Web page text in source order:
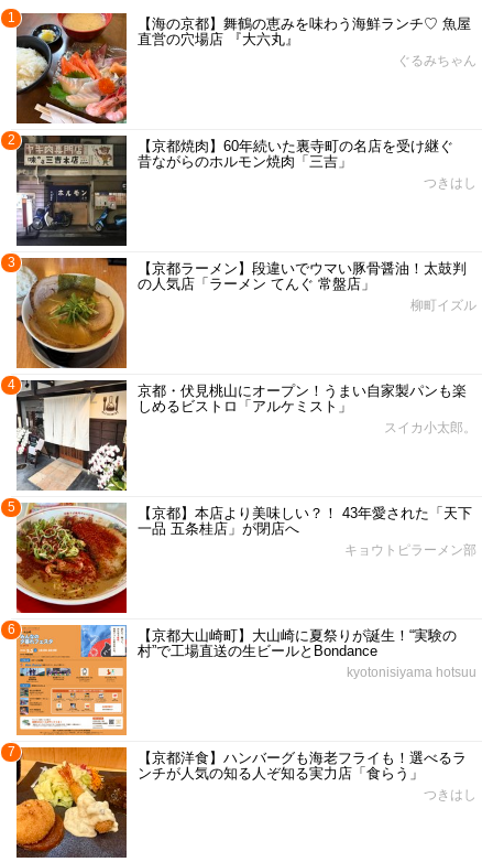
1
【海の京都】舞鶴の恵みを味わう海鮮ランチ♡ 魚屋
直営の穴場店 『大六丸』
ぐるみちゃん
2
【京都焼肉】60年続いた裏寺町の名店を受け継ぐ
昔ながらのホルモン焼肉「三吉」
つきはし
3
【京都ラーメン】段違いでウマい豚骨醤油！太鼓判
の人気店「ラーメン てんぐ 常盤店」
柳町イズル
4
京都・伏見桃山にオープン！うまい自家製パンも楽
しめるビストロ「アルケミスト」
スイカ小太郎。
5
【京都】本店より美味しい？！ 43年愛された「天下
一品 五条桂店」が閉店へ
キョウトピラーメン部
6
【京都大山崎町】大山崎に夏祭りが誕生！“実験の
村”で工場直送の生ビールとBondance
kyotonisiyama hotsuu
7
【京都洋食】ハンバーグも海老フライも！選べるラ
ンチが人気の知る人ぞ知る実力店「食らう」
つきはし